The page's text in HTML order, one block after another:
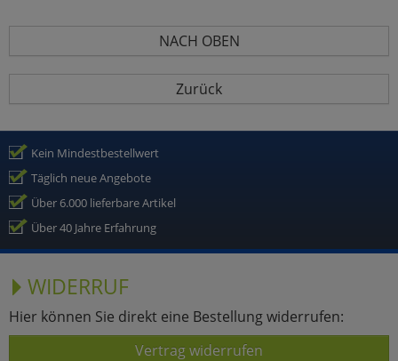
NACH OBEN
Zurück
Kein Mindestbestellwert
Täglich neue Angebote
Über 6.000 lieferbare Artikel
Über 40 Jahre Erfahrung
WIDERRUF
Hier können Sie direkt eine Bestellung widerrufen:
Vertrag widerrufen